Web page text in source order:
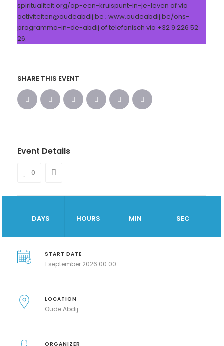
spiritualiteit.org/op-een-kruispunt-in-je-leven of via
activiteiten@oudeabdij.be ; www.oudeabdij.be/ons-
programma-in-de-abdij of telefonisch via +32 9 226 52
26.
SHARE THIS EVENT
Event Details
0
DAYS HOURS MIN SEC
START DATE
1 september 2026 00:00
LOCATION
Oude Abdij
ORGANIZER